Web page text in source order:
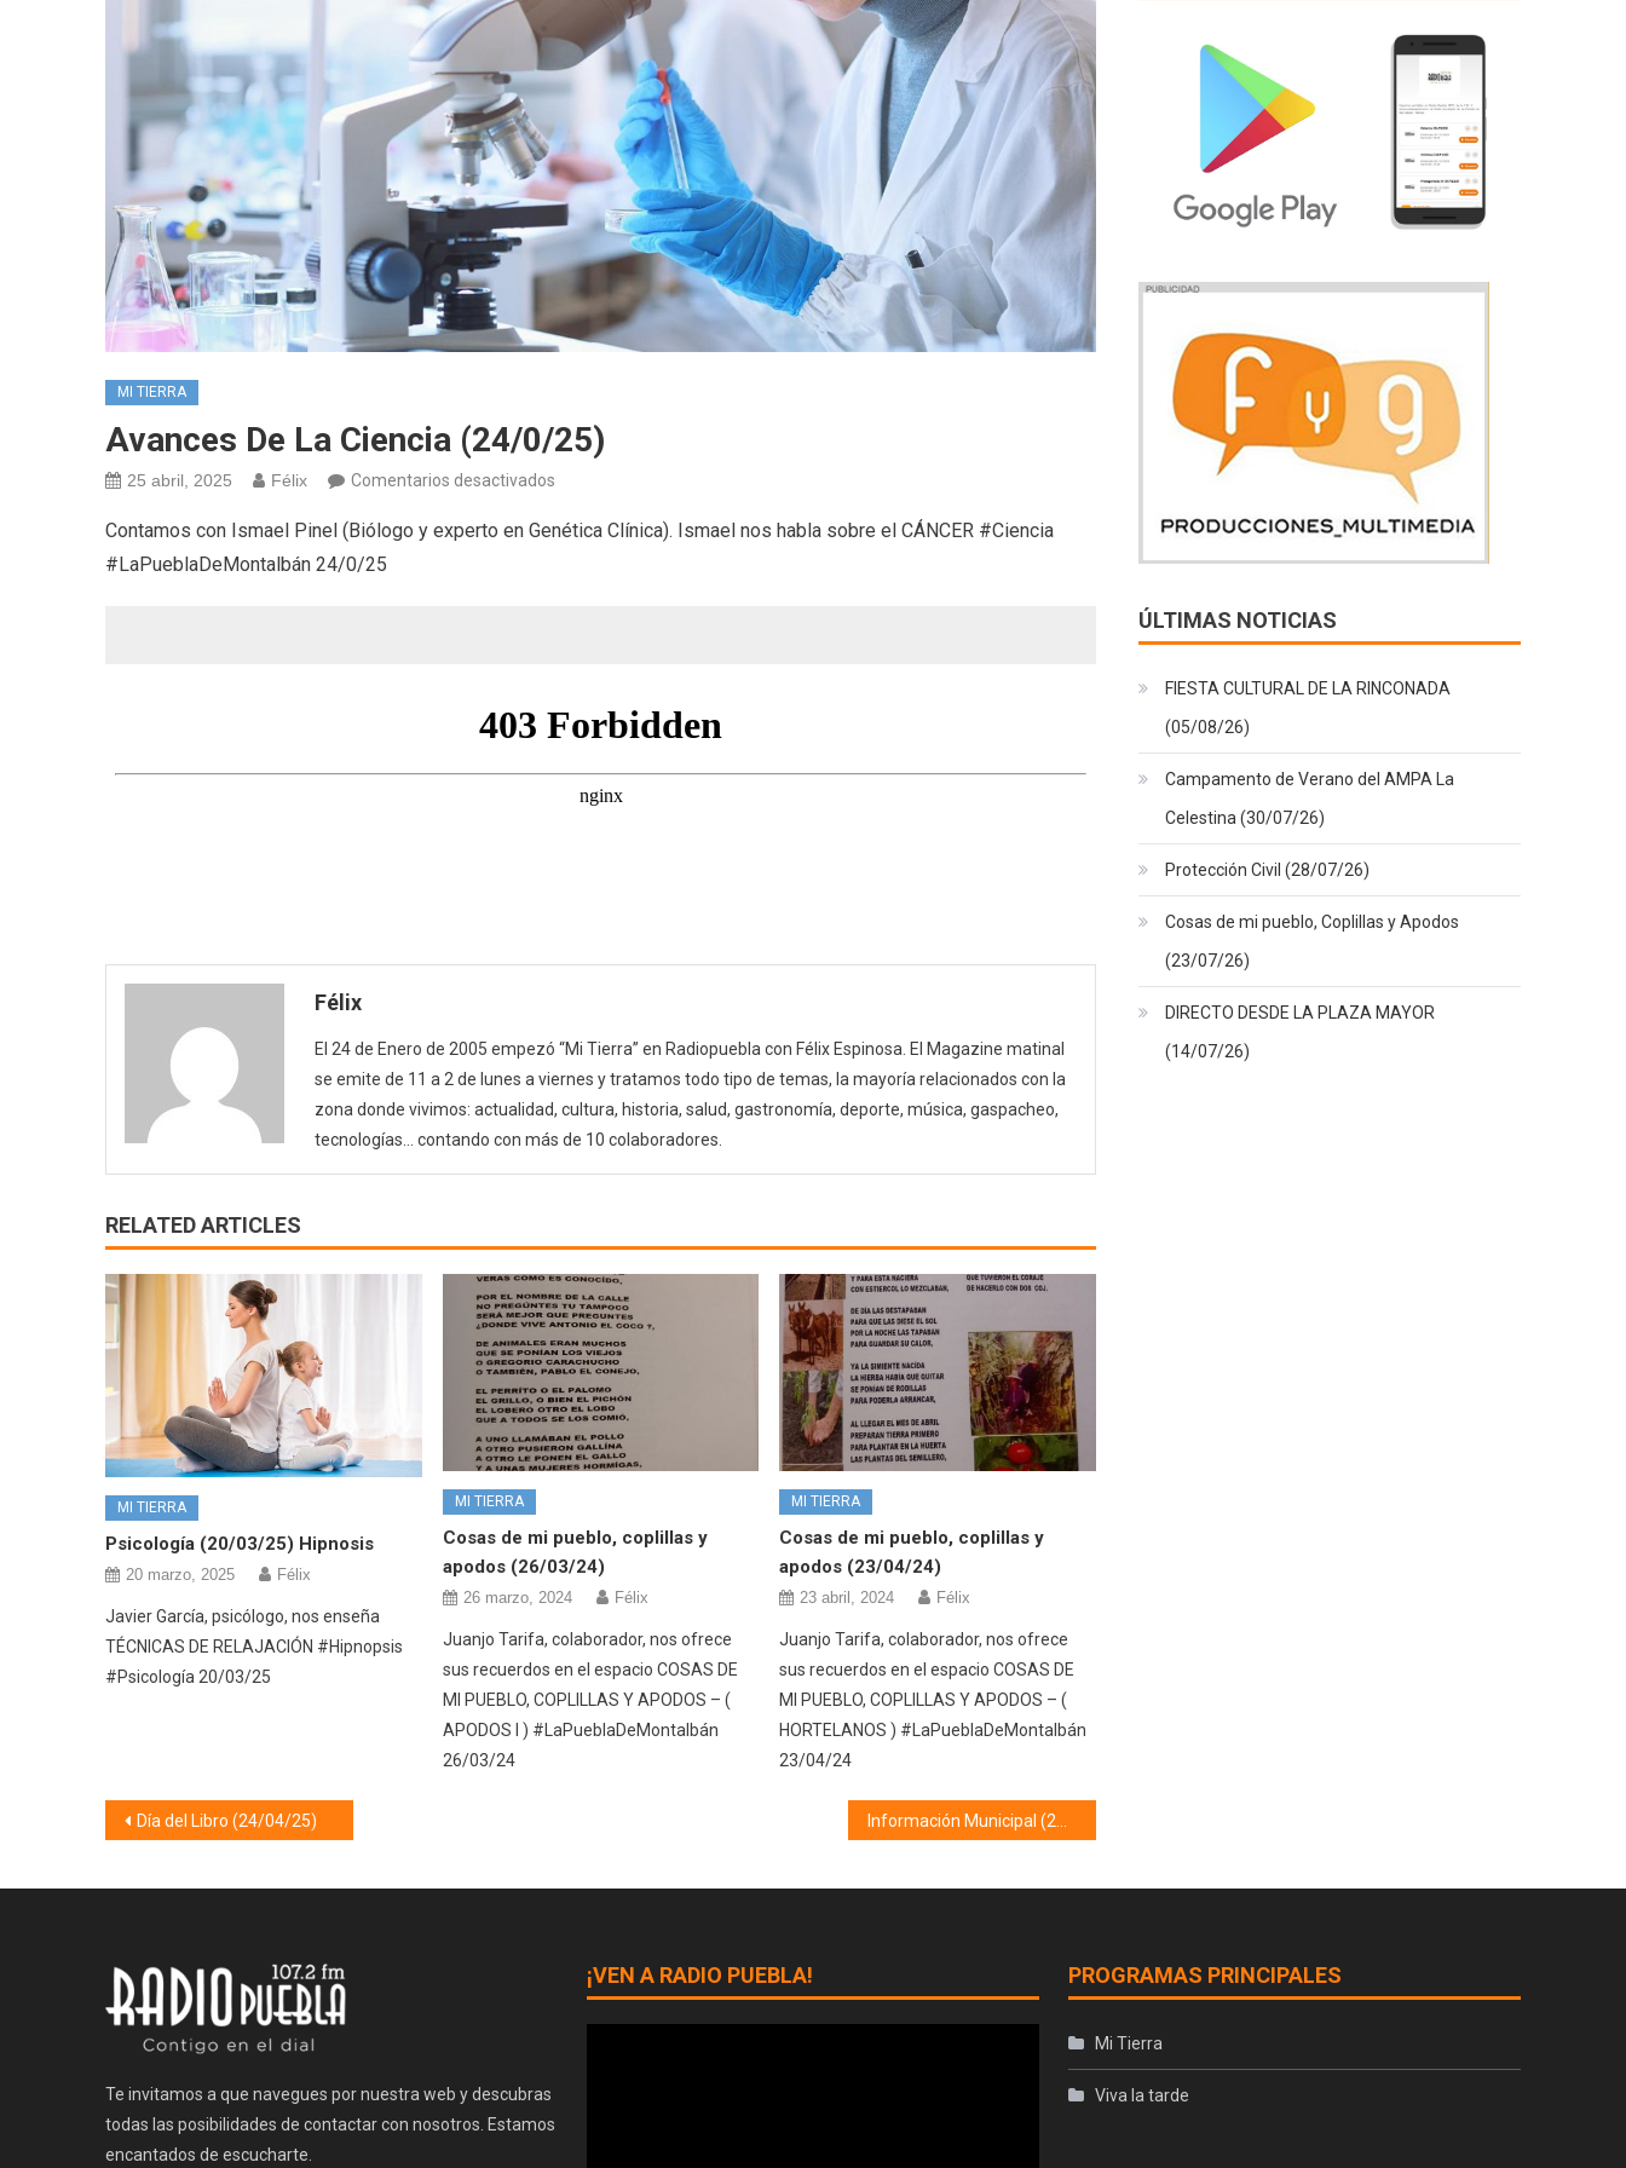
MI TIERRA
Avances De La Ciencia (24/0/25)
25 abril, 2025 Félix Comentarios desactivados
de
Contamos con Ismael Pinel (Biólogo y experto en Genética Clínica). Ismael nos habla sobre el CÁNCER #Ciencia
#LaPueblaDeMontalbán 24/0/25
Félix
El 24 de Enero de 2005 empezó “Mi Tierra” en Radiopuebla con Félix Espinosa. El Magazine matinal
se emite de 11 a 2 de lunes a viernes y tratamos todo tipo de temas, la mayoría relacionados con la
zona donde vivimos: actualidad, cultura, historia, salud, gastronomía, deporte, música, gaspacheo,
tecnologías… contando con más de 10 colaboradores.
RELATED ARTICLES
MI TIERRA
Psicología (20/03/25) Hipnosis
20 marzo, 2025 Félix
Javier García, psicólogo, nos enseña
TÉCNICAS DE RELAJACIÓN #Hipnopsis
#Psicología 20/03/25
MI TIERRA
Cosas de mi pueblo, coplillas y
apodos (26/03/24)
26 marzo, 2024 Félix
Juanjo Tarifa, colaborador, nos ofrece
sus recuerdos en el espacio COSAS DE
MI PUEBLO, COPLILLAS Y APODOS – (
APODOS I ) #LaPueblaDeMontalbán
26/03/24
MI TIERRA
Cosas de mi pueblo, coplillas y
apodos (23/04/24)
23 abril, 2024 Félix
Juanjo Tarifa, colaborador, nos ofrece
sus recuerdos en el espacio COSAS DE
MI PUEBLO, COPLILLAS Y APODOS – (
HORTELANOS ) #LaPueblaDeMontalbán
23/04/24
Navegación
Día del Libro (24/04/25)
ÚLTIMAS NOTICIAS
FIESTA CULTURAL DE LA RINCONADA
(05/08/26)
Campamento de Verano del AMPA La
Celestina (30/07/26)
Protección Civil (28/07/26)
Cosas de mi pueblo, Coplillas y Apodos
(23/07/26)
DIRECTO DESDE LA PLAZA MAYOR
(14/07/26)
Te invitamos a que navegues por nuestra web y descubras
todas las posibilidades de contactar con nosotros. Estamos
encantados de escucharte.
¡VEN A RADIO PUEBLA! PROGRAMAS PRINCIPALES
Mi Tierra
Viva la tarde